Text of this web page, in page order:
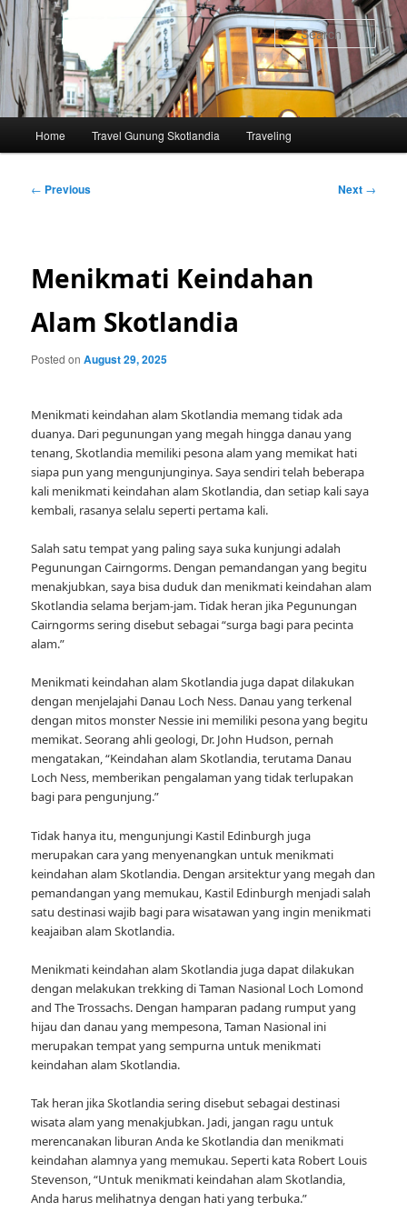
Skip
to
primary
content
Home Travel Gunung Skotlandia Traveling
Post
← Previous Next →
Menikmati Keindahan
Alam Skotlandia
Posted onAugust 29, 2025
Menikmati keindahan alam Skotlandia memang tidak ada
duanya. Dari pegunungan yang megah hingga danau yang
tenang, Skotlandia memiliki pesona alam yang memikat hati
siapa pun yang mengunjunginya. Saya sendiri telah beberapa
kali menikmati keindahan alam Skotlandia, dan setiap kali saya
kembali, rasanya selalu seperti pertama kali.
Salah satu tempat yang paling saya suka kunjungi adalah
Pegunungan Cairngorms. Dengan pemandangan yang begitu
menakjubkan, saya bisa duduk dan menikmati keindahan alam
Skotlandia selama berjam-jam. Tidak heran jika Pegunungan
Cairngorms sering disebut sebagai “surga bagi para pecinta
alam.”
Menikmati keindahan alam Skotlandia juga dapat dilakukan
dengan menjelajahi Danau Loch Ness. Danau yang terkenal
dengan mitos monster Nessie ini memiliki pesona yang begitu
memikat. Seorang ahli geologi, Dr. John Hudson, pernah
mengatakan, “Keindahan alam Skotlandia, terutama Danau
Loch Ness, memberikan pengalaman yang tidak terlupakan
bagi para pengunjung.”
Tidak hanya itu, mengunjungi Kastil Edinburgh juga
merupakan cara yang menyenangkan untuk menikmati
keindahan alam Skotlandia. Dengan arsitektur yang megah dan
pemandangan yang memukau, Kastil Edinburgh menjadi salah
satu destinasi wajib bagi para wisatawan yang ingin menikmati
keajaiban alam Skotlandia.
Menikmati keindahan alam Skotlandia juga dapat dilakukan
dengan melakukan trekking di Taman Nasional Loch Lomond
and The Trossachs. Dengan hamparan padang rumput yang
hijau dan danau yang mempesona, Taman Nasional ini
merupakan tempat yang sempurna untuk menikmati
keindahan alam Skotlandia.
Tak heran jika Skotlandia sering disebut sebagai destinasi
wisata alam yang menakjubkan. Jadi, jangan ragu untuk
merencanakan liburan Anda ke Skotlandia dan menikmati
keindahan alamnya yang memukau. Seperti kata Robert Louis
Stevenson, “Untuk menikmati keindahan alam Skotlandia,
Anda harus melihatnya dengan hati yang terbuka.”